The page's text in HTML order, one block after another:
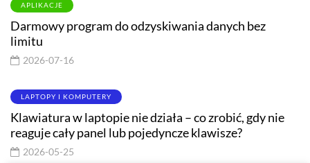
APLIKACJE
Darmowy program do odzyskiwania danych bez
limitu
2026-07-16
LAPTOPY I KOMPUTERY
Klawiatura w laptopie nie działa – co zrobić, gdy nie
reaguje cały panel lub pojedyncze klawisze?
2026-05-25